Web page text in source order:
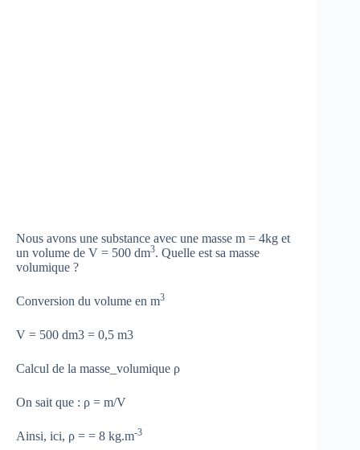
Nous avons une substance avec une masse m = 4kg et
un volume de V = 500 dm3. Quelle est sa masse
volumique ?
Conversion du volume en m3
V = 500 dm3 = 0,5 m3
Calcul de la masse_volumique ρ
On sait que : ρ = m/V
Ainsi, ici, ρ = = 8 kg.m-3